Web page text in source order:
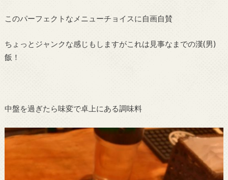
このパーフェクトなメニューチョイスに自画自賛
ちょっとジャンクな感じもしますがこれは見事なまでの漢(男)
飯！
中盤を過ぎたら味変で卓上にある調味料